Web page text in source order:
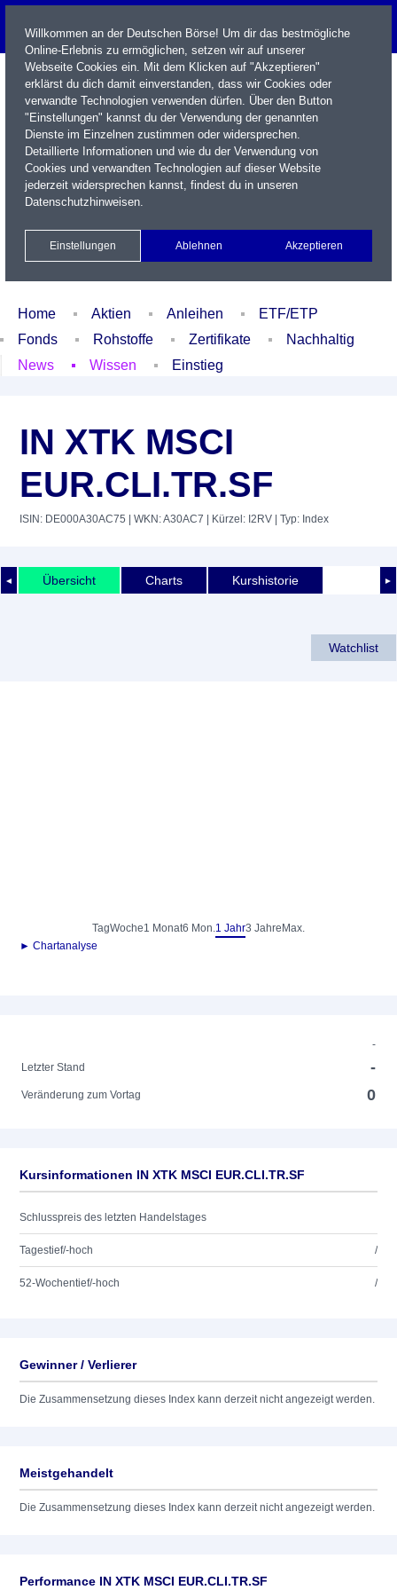
Name / WKN / ISIN / Kürzel
Xetra Realtime
Watchlist Portfolio Login
Home Aktien Anleihen
ETF/ETP
Fonds
Rohstoffe Zertifikate
Nachhaltig
News
Wissen Einstieg
IN XTK MSCI
EUR.CLI.TR.SF
ISIN: DE000A30AC75 | WKN: A30AC7 | Kürzel: I2RV | Typ: Index
◄ ►
Übersicht Charts Kurshistorie
Watchlist
TagWoche1 Monat6 Mon.1 Jahr3 Jahre Max.
► Chartanalyse
-
Letzter Stand
-
Veränderung zum Vortag 0
Kursinformationen IN XTK MSCI EUR.CLI.TR.SF
Schlusspreis des letzten Handelstages
Tagestief/-hoch /
52-Wochentief/-hoch /
Gewinner / Verlierer
Die Zusammensetzung dieses Index kann derzeit nicht angezeigt werden.
Meistgehandelt
Die Zusammensetzung dieses Index kann derzeit nicht angezeigt werden.
Performance IN XTK MSCI EUR.CLI.TR.SF
Willkommen an der Deutschen Börse! Um dir das bestmögliche
Online-Erlebnis zu ermöglichen, setzen wir auf unserer
Webseite Cookies ein. Mit dem Klicken auf "Akzeptieren"
erklärst du dich damit einverstanden, dass wir Cookies oder
verwandte Technologien verwenden dürfen. Über den Button
"Einstellungen" kannst du der Verwendung der genannten
Dienste im Einzelnen zustimmen oder widersprechen.
Detaillierte Informationen und wie du der Verwendung von
Cookies und verwandten Technologien auf dieser Website
jederzeit widersprechen kannst, findest du in unseren
Datenschutzhinweisen.
Einstellungen Ablehnen Akzeptieren